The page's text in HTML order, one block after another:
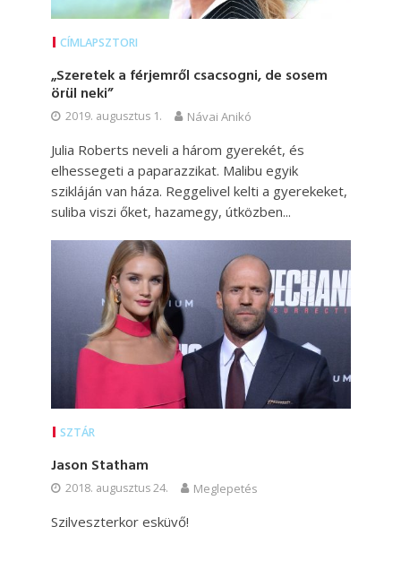
CÍMLAPSZTORI
„Szeretek a férjemről csacsogni, de sosem
örül neki”
2019. augusztus 1. Návai Anikó
Julia Roberts neveli a három gyerekét, és
elhessegeti a paparazzikat. Malibu egyik
szikláján van háza. Reggelivel kelti a gyerekeket,
suliba viszi őket, hazamegy, útközben...
SZTÁR
Jason Statham
2018. augusztus 24. Meglepetés
Szilveszterkor esküvő!